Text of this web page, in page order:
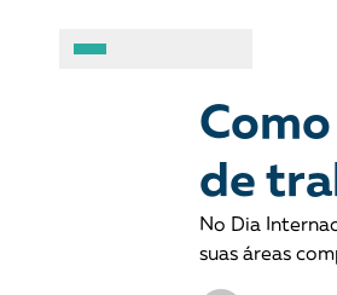
de
No Dia
suas áreas